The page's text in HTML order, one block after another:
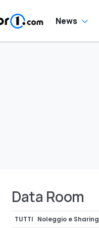
News
Data Room
TUTTI Noleggio e Sharing